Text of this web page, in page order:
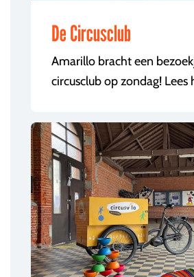
De Circusclub
Amarillo bracht een
circusclub op zondag! Lees